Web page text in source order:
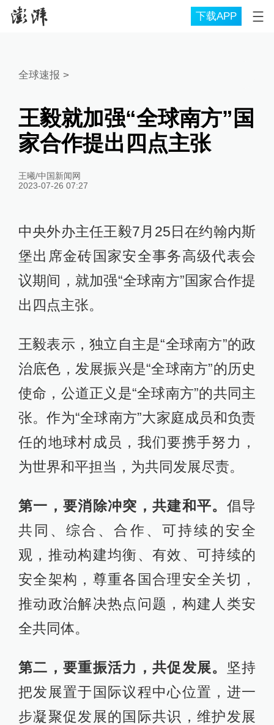
下载APP
全球速报 >
王毅就加强“全球南方”国
家合作提出四点主张
王曦/中国新闻网
2023-07-26 07:27
中央外办主任王毅7月25日在约翰内斯
堡出席金砖国家安全事务高级代表会
议期间，就加强“全球南方”国家合作提
出四点主张。
王毅表示，独立自主是“全球南方”的政
治底色，发展振兴是“全球南方”的历史
使命，公道正义是“全球南方”的共同主
张。作为“全球南方”大家庭成员和负责
任的地球村成员，我们要携手努力，
为世界和平担当，为共同发展尽责。
第一，要消除冲突，共建和平。 倡导
共同、综合、合作、可持续的安全
观，推动构建均衡、有效、可持续的
安全架构，尊重各国合理安全关切，
推动政治解决热点问题，构建人类安
全共同体。
第二，要重振活力，共促发展。 坚持
把发展置于国际议程中心位置，进一
步凝聚促发展的国际共识，维护发展